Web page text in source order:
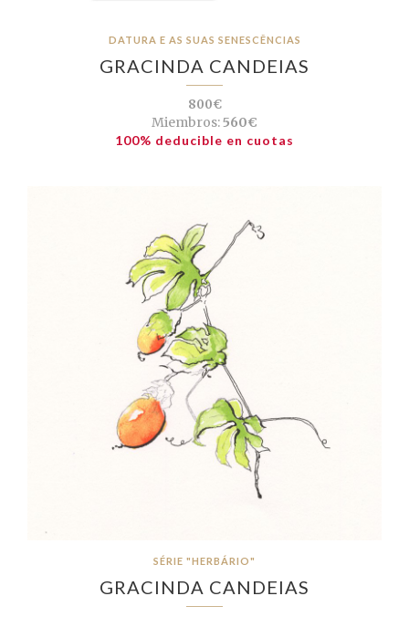
DATURA E AS SUAS SENESCÊNCIAS
GRACINDA CANDEIAS
800€
Miembros:560€
100% deducible en cuotas
SÉRIE "HERBÁRIO"
GRACINDA CANDEIAS